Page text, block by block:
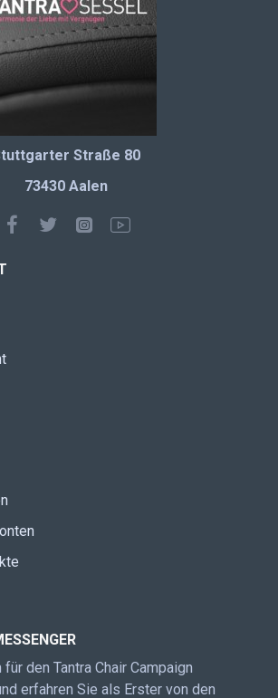
Straße 80
73430 Aalen
den Tantra Chair Campaign
erfahren Sie als Erster von den